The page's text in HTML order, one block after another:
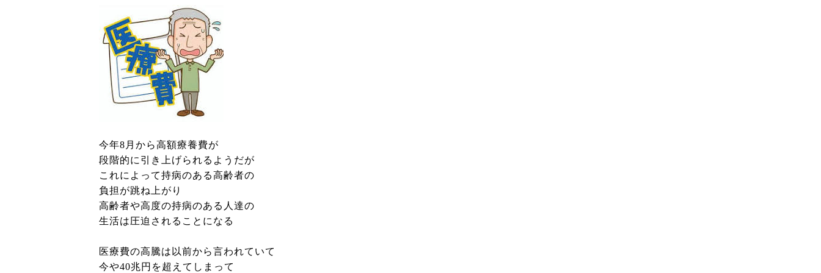
今年8月から高額療養費が
段階的に引き上げられるようだが
これによって持病のある高齢者の
負担が跳ね上がり
高齢者や高度の持病のある人達の
生活は圧迫されることになる
医療費の高騰は以前から言われていて
今や40兆円を超えてしまって